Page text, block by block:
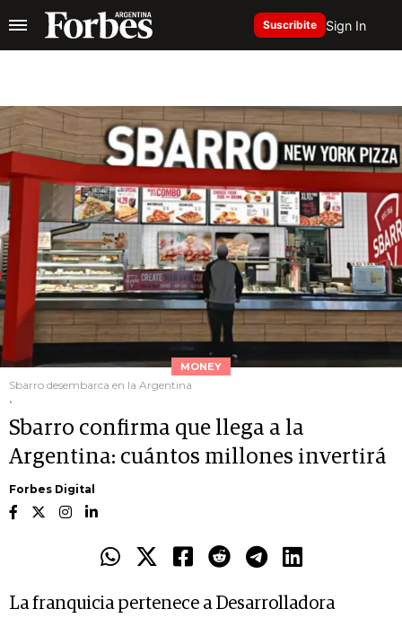
Suscribite Sign In
MONEY
Sbarro desembarca en la Argentina
.
Sbarro confirma que llega a la
Argentina: cuántos millones invertirá
Forbes Digital
La franquicia pertenece a Desarrolladora